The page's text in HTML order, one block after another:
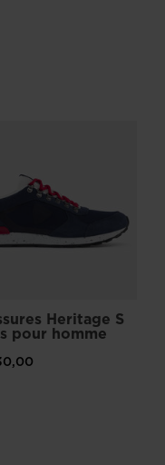
Heritage S
pour homme